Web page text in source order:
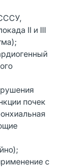
II и III
почек
с